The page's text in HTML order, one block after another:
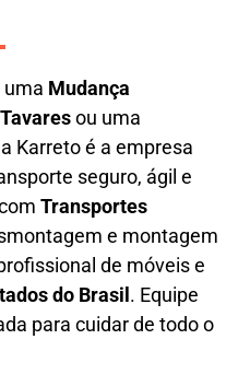
uma Mudança
ou uma
Karretoé a empresa
seguro, ágil e
Transportes
e montagem
de móveis e
do Brasil . Equipe
para cuidar de todo o